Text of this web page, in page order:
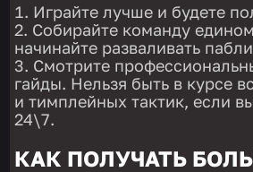
Играйте лучше и будете
Собирайте команду
начинайте разваливать
Смотрите
гайды. Нельзя быть в курсе
и тимплейных тактик, если
24\7.
КАК ПОЛУЧАТЬ